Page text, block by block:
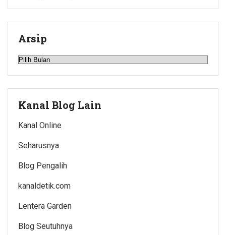
Arsip
Arsip
Kanal Blog Lain
Kanal Online
Seharusnya
Blog Pengalih
kanaldetik.com
Lentera Garden
Blog Seutuhnya